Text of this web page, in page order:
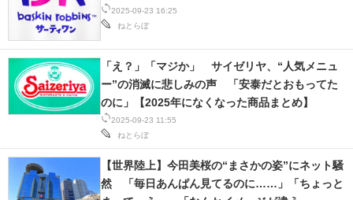
2025-09-23 16:25
ねとらぼ
2025-09-23 11:55
ねとらぼ
「え？」「マジか」 サイゼリヤ、“人気メニュ
ー”の消滅に悲しみの声 「安泰だとおもってた
のに」【2025年になくなった商品まとめ】
【世界陸上】今田美桜の“まさかの姿”にネット騒
然 「毎日あんぱん見てるのに……」「ちょっと